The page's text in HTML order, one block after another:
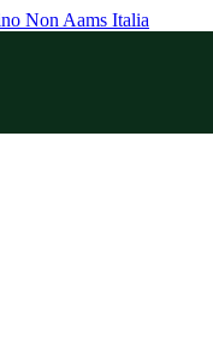
Non Aams Italia